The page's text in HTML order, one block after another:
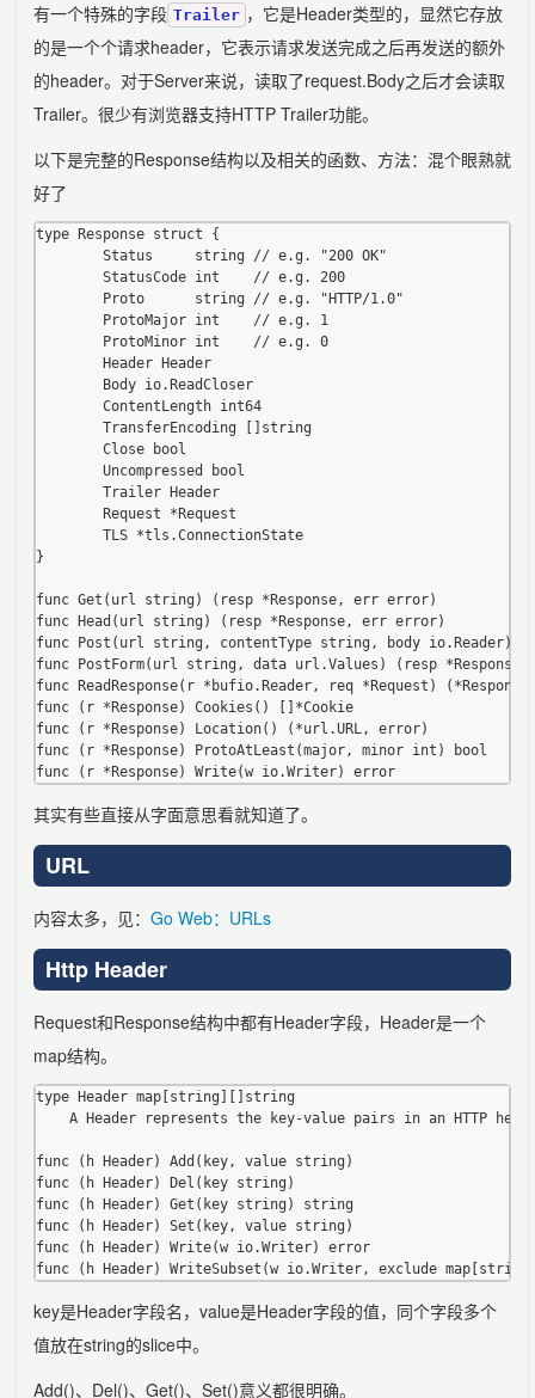
有一个特殊的字段 Trailer ，它是Header类型的，显然它存放
的是一个个请求header，它表示请求发送完成之后再发送的额外
的header。对于Server来说，读取了request.Body之后才会读取
Trailer。很少有浏览器支持HTTP Trailer功能。
以下是完整的Response结构以及相关的函数、方法：混个眼熟就
好了
type Response struct {
        Status     string // e.g. "200 OK"
        StatusCode int    // e.g. 200
        Proto      string // e.g. "HTTP/1.0"
        ProtoMajor int    // e.g. 1
        ProtoMinor int    // e.g. 0
        Header Header
        Body io.ReadCloser
        ContentLength int64
        TransferEncoding []string
        Close bool
        Uncompressed bool
        Trailer Header
        Request *Request
        TLS *tls.ConnectionState
}
func Get(url string) (resp *Response, err error)
func Head(url string) (resp *Response, err error)
func Post(url string, contentType string, body io.Reader)
func PostForm(url string, data url.Values) (resp
func ReadResponse(r *bufio.Reader, req *Request)
func (r *Response) Cookies() []*Cookie
func (r *Response) Location() (*url.URL, error)
func (r *Response) ProtoAtLeast(major, minor int) bool
其实有些直接从字面意思看就知道了。
URL
内容太多，见： Go Web：URLs
Http Header
Request和Response结构中都有Header字段，Header是一个
map结构。
type Header map[string][]string
A Header represents the key-value pairs in an HTTP
func (h Header) Add(key, value string)
func (h Header) Del(key string)
func (h Header) Get(key string) string
func (h Header) Set(key, value string)
func (h Header) Write(w io.Writer) error
key是Header字段名，value是Header字段的值，同个字段多个
值放在string的slice中。
Add()、Del()、Get()、Set()意义都很明确。